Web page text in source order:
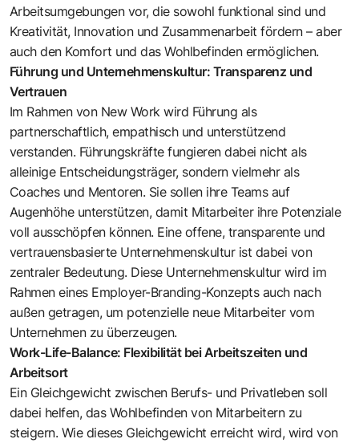
Arbeitsumgebungen vor, die sowohl funktional sind und
Kreativität, Innovation und Zusammenarbeit fördern – aber
auch den Komfort und das Wohlbefinden ermöglichen.
Führung und Unternehmenskultur: Transparenz und
Vertrauen
Im Rahmen von New Work wird Führung als
partnerschaftlich, empathisch und unterstützend
verstanden. Führungskräfte fungieren dabei nicht als
alleinige Entscheidungsträger, sondern vielmehr als
Coaches und Mentoren. Sie sollen ihre Teams auf
Augenhöhe unterstützen, damit Mitarbeiter ihre Potenziale
voll ausschöpfen können. Eine offene, transparente und
vertrauensbasierte Unternehmenskultur ist dabei von
zentraler Bedeutung. Diese Unternehmenskultur wird im
Rahmen eines Employer-Branding-Konzepts auch nach
außen getragen, um potenzielle neue Mitarbeiter vom
Unternehmen zu überzeugen.
Work-Life-Balance: Flexibilität bei Arbeitszeiten und
Arbeitsort
Ein Gleichgewicht zwischen Berufs- und Privatleben soll
dabei helfen, das Wohlbefinden von Mitarbeitern zu
steigern. Wie dieses Gleichgewicht erreicht wird, wird von